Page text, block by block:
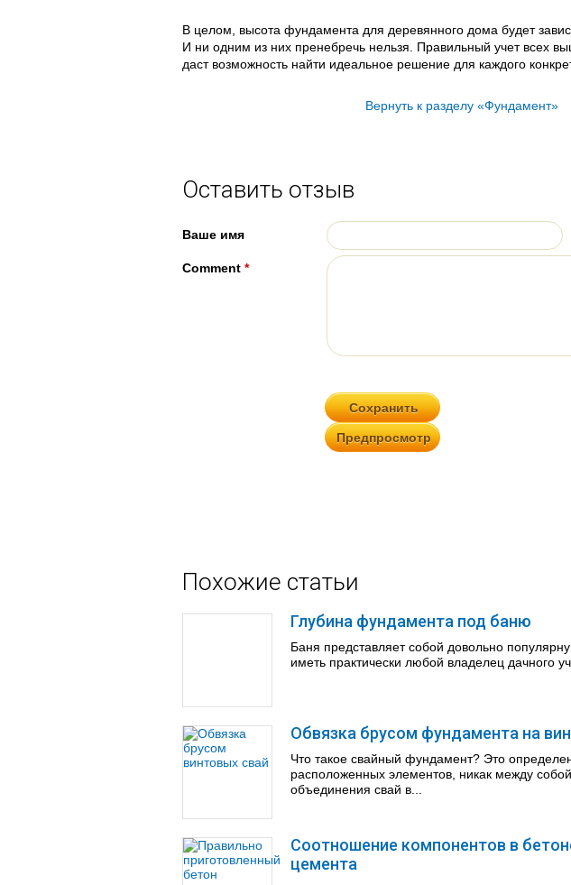
В целом, высота фундамента для деревянного дома будет
И ни одним из них пренебречь нельзя. Правильный учет всех
даст возможность найти идеальное решение для каждого
Вернуть к разделу «Фундамент»
Оставить отзыв
Ваше имя
Comment *
Похожие статьи
Глубина фундамента под баню
Баня представляет собой довольно
иметь практически любой владелец дачного
Обвязка брусом фундамента на
Что такое свайный фундамент? Это
расположенных элементов, никак между
объединения свай в...
Соотношение компонентов в
цемента